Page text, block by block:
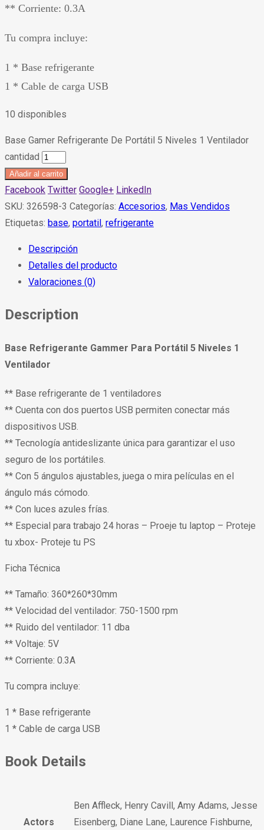
** Corriente: 0.3A
Tu compra incluye:
1 * Base refrigerante
1 * Cable de carga USB
10 disponibles
Base Gamer Refrigerante De Portátil 5 Niveles 1 Ventilador
cantidad
Añadir al carrito
Facebook Twitter Google+ LinkedIn
SKU: 326598-3 Categorías: Accesorios, Mas Vendidos
Etiquetas: base, portatil, refrigerante
Descripción
Detalles del producto
Valoraciones (0)
Description
Base Refrigerante Gammer Para Portátil 5 Niveles 1
Ventilador
** Base refrigerante de 1 ventiladores
** Cuenta con dos puertos USB permiten conectar más
dispositivos USB.
** Tecnología antideslizante única para garantizar el uso
seguro de los portátiles.
** Con 5 ángulos ajustables, juega o mira películas en el
ángulo más cómodo.
** Con luces azules frías.
** Especial para trabajo 24 horas – Proeje tu laptop – Proteje
tu xbox- Proteje tu PS
Ficha Técnica
** Tamaño: 360*260*30mm
** Velocidad del ventilador: 750-1500 rpm
** Ruido del ventilador: 11 dba
** Voltaje: 5V
** Corriente: 0.3A
Tu compra incluye:
1 * Base refrigerante
1 * Cable de carga USB
Book Details
Actors
Ben Affleck, Henry Cavill, Amy Adams, Jesse
Eisenberg, Diane Lane, Laurence Fishburne,